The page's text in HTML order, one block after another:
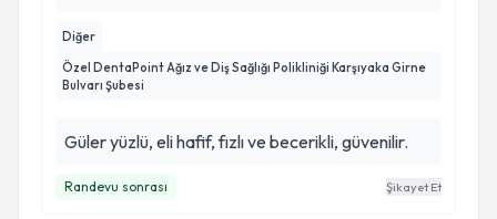
Diğer
Özel DentaPoint Ağız ve Diş Sağlığı Polikliniği Karşıyaka Girne
Bulvarı Şubesi
Güler yüzlü, eli hafif, fızlı ve becerikli, güvenilir.
Randevu sonrası Şikayet Et